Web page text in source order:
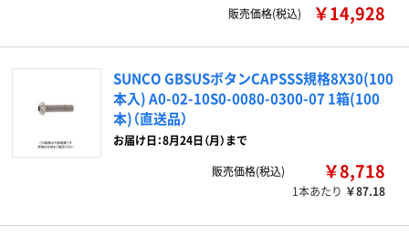
販売価格(税込) ￥14,928
SUNCO GBSUSボタンCAPSSS規格8X30(100
本入) A0-02-10S0-0080-0300-07 1箱(100
本)（直送品）
お届け日：8月24日（月）まで
販売価格(税込)
￥8,718
1本あたり ￥87.18